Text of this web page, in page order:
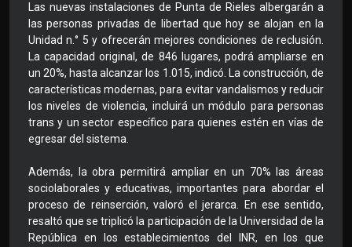
Las nuevas instalaciones de Punta de Rieles albergarán a
las personas privadas de libertad que hoy se alojan en la
Unidad n.° 5 y ofrecerán mejores condiciones de reclusión.
La capacidad original, de 846 lugares, podrá ampliarse en
un 20%, hasta alcanzar los 1.015, indicó. La construcción, de
características modernas, para evitar vandalismos y reducir
los niveles de violencia, incluirá un módulo para personas
trans y un sector específico para quienes estén en vías de
egresar del sistema.
Además, la obra permitirá ampliar en un 70% las áreas
sociolaborales y educativas, importantes para abordar el
proceso de reinserción, valoró el jerarca. En ese sentido,
resaltó que se triplicó la participación de la Universidad de la
República en los establecimientos del INR, en los que